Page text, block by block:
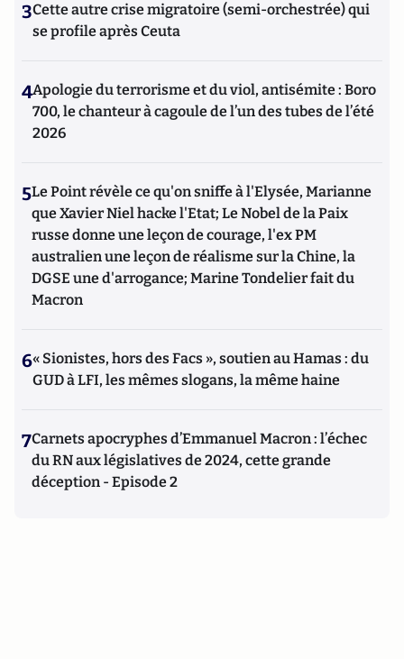
3Cette autre crise migratoire (semi-orchestrée) qui
se profile après Ceuta
4Apologie du terrorisme et du viol, antisémite : Boro
700, le chanteur à cagoule de l’un des tubes de l’été
2026
5Le Point révèle ce qu'on sniffe à l'Elysée, Marianne
que Xavier Niel hacke l'Etat; Le Nobel de la Paix
russe donne une leçon de courage, l'ex PM
australien une leçon de réalisme sur la Chine, la
DGSE une d'arrogance; Marine Tondelier fait du
Macron
6« Sionistes, hors des Facs », soutien au Hamas : du
GUD à LFI, les mêmes slogans, la même haine
7Carnets apocryphes d’Emmanuel Macron : l’échec
du RN aux législatives de 2024, cette grande
déception - Episode 2